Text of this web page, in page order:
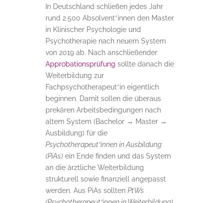
In Deutschland schließen jedes Jahr
rund 2.500 Absolvent*innen den Master
in Klinischer Psychologie und
Psychotherapie nach neuem System
von 2019 ab. Nach anschließender
Approbationsprüfung sollte danach die
Weiterbildung zur
Fachpsychotherapeut*in eigentlich
beginnen. Damit sollen die überaus
prekären Arbeitsbedingungen nach
altem System (Bachelor → Master →
Ausbildung) für die
Psychotherapeut*innen in Ausbildung
(PiAs)ein Ende finden und das System
an die ärztliche Weiterbildung
strukturell sowie finanziell angepasst
werden. Aus PiAs sollten PtWs